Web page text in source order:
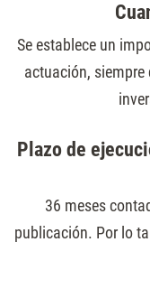
Se establece un
actuación, siempre
Plazo de
36 meses
publicación. Por lo